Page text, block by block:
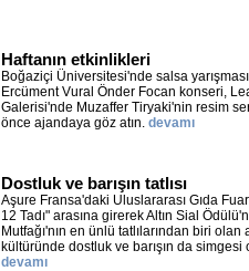
Haftanın etkinlikleri
Boğaziçi Üniversitesi'nde salsa
Ercüment Vural Önder Focan konseri,
Galerisi'nde Muzaffer Tiryaki'nin resim
önce ajandaya göz atın. devamı
Dostluk ve barışın tatlısı
Aşure Fransa'daki Uluslararası Gıda
12 Tadı" arasına girerek Altın Sial
Mutfağı'nın en ünlü tatlılarından biri
kültüründe dostluk ve barışın da
devamı